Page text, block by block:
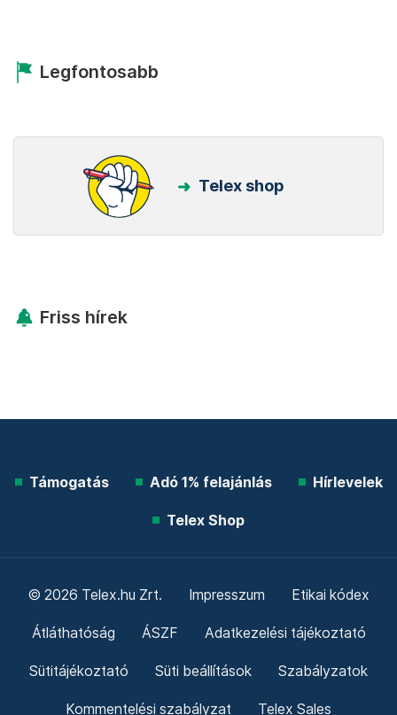
Legfontosabb
Telex shop
Friss hírek
Támogatás Adó 1% felajánlás Hírlevelek
Telex Shop
© 2026 Telex.hu Zrt. Impresszum Etikai kódex
Átláthatóság ÁSZF Adatkezelési tájékoztató
Sütitájékoztató Süti beállítások Szabályzatok
Kommentelési szabályzat Telex Sales